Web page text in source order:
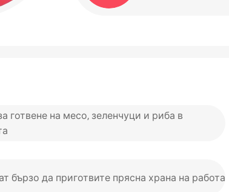
готвене на месо, зеленчуци и риба в
бързо да приготвите прясна храна на работа